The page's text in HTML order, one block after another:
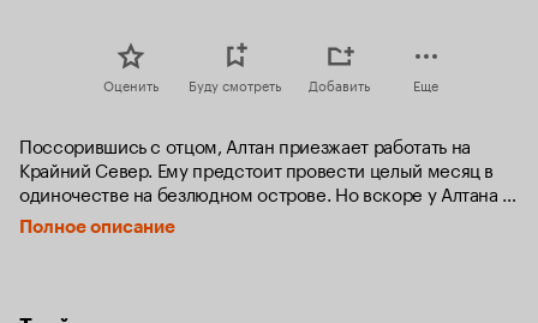
Оценить Буду смотреть Добавить Еще
Поссорившись с отцом, Алтан приезжает работать на
Крайний Север. Ему предстоит провести целый месяц в
одиночестве на безлюдном острове. Но вскоре у Алтана
появляется сосед — старик Байбал. Он приехал сюда
доживать свои последние дни и просит Алтана похоронить
старика создать развлекательный видеоблог, чтобы найти
Полное описание